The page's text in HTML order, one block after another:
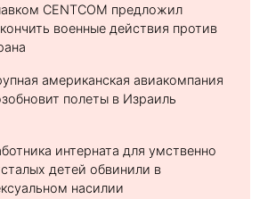
CENTCOM предложил
военные действия против
американская авиакомпания
полеты в Израиль
интерната для умственно
детей обвинили в
насилии